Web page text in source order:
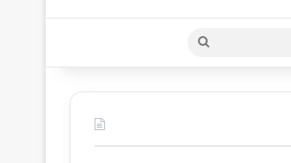
بحث
عن